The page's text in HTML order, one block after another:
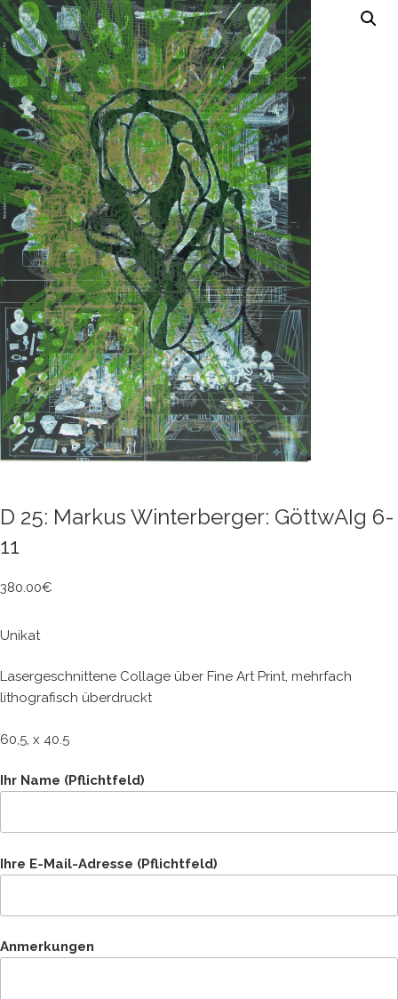
D 25: Markus Winterberger: GöttwAIg 6-
11
380.00€
Unikat
Lasergeschnittene Collage über Fine Art Print, mehrfach
lithografisch überdruckt
60,5, x 40.5
Ihr Name (Pflichtfeld)
Ihre E-Mail-Adresse (Pflichtfeld)
Anmerkungen